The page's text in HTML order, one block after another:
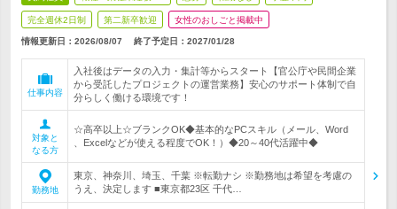
完全週休2日制 第二新卒歓迎 女性のおしごと掲載中
情報更新日：2026/08/07 終了予定日： 2027/01/28
仕事内容
入社後はデータの入力・集計等からスタート【官公庁や民間企業
から受託したプロジェクトの運営業務】安心のサポート体制で自
分らしく働ける環境です！
対象と
なる方
☆高卒以上☆ブランクOK◆基本的なPCスキル（メール、Word
、Excelなどが使える程度でOK！）◆20～40代活躍中◆
勤務地
東京、神奈川、埼玉、千葉 ※転勤ナシ ※勤務地は希望を考慮の
うえ、決定します ■東京都23区 千代…